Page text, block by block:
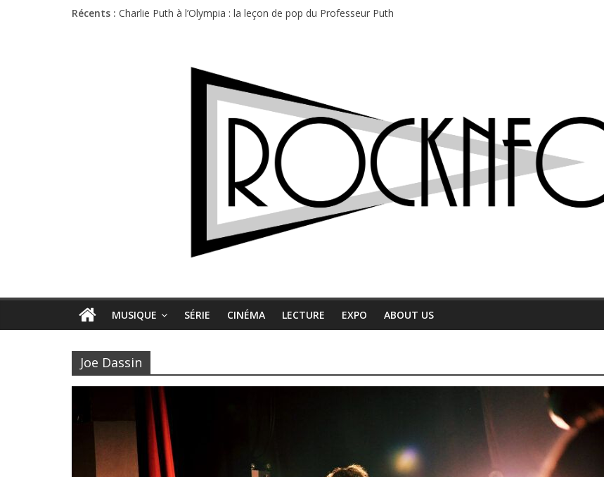
Récents : Charlie Puth à l’Olympia : la leçon de pop du Professeur Puth
Première édition du Midgard Festival : entre bière, métal et tatouages
MUSIQUE SÉRIE CINÉMA LECTURE EXPO ABOUT US
Joe Dassin